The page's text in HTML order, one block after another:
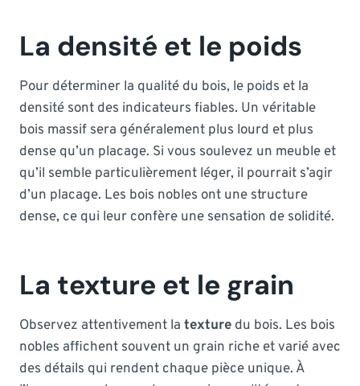
La densité et le poids
Pour déterminer la qualité du bois, le poids et la
densité sont des indicateurs fiables. Un véritable
bois massif sera généralement plus lourd et plus
dense qu’un placage. Si vous soulevez un meuble et
qu’il semble particulièrement léger, il pourrait s’agir
d’un placage. Les bois nobles ont une structure
dense, ce qui leur confère une sensation de solidité.
La texture et le grain
Observez attentivement la texture du bois. Les bois
nobles affichent souvent un grain riche et varié avec
des détails qui rendent chaque pièce unique. À